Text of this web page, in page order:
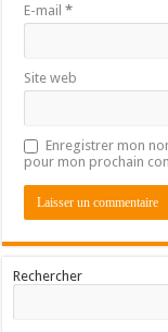
E-mail*
Site web
Enregistrer mon
pour mon prochain
Rechercher